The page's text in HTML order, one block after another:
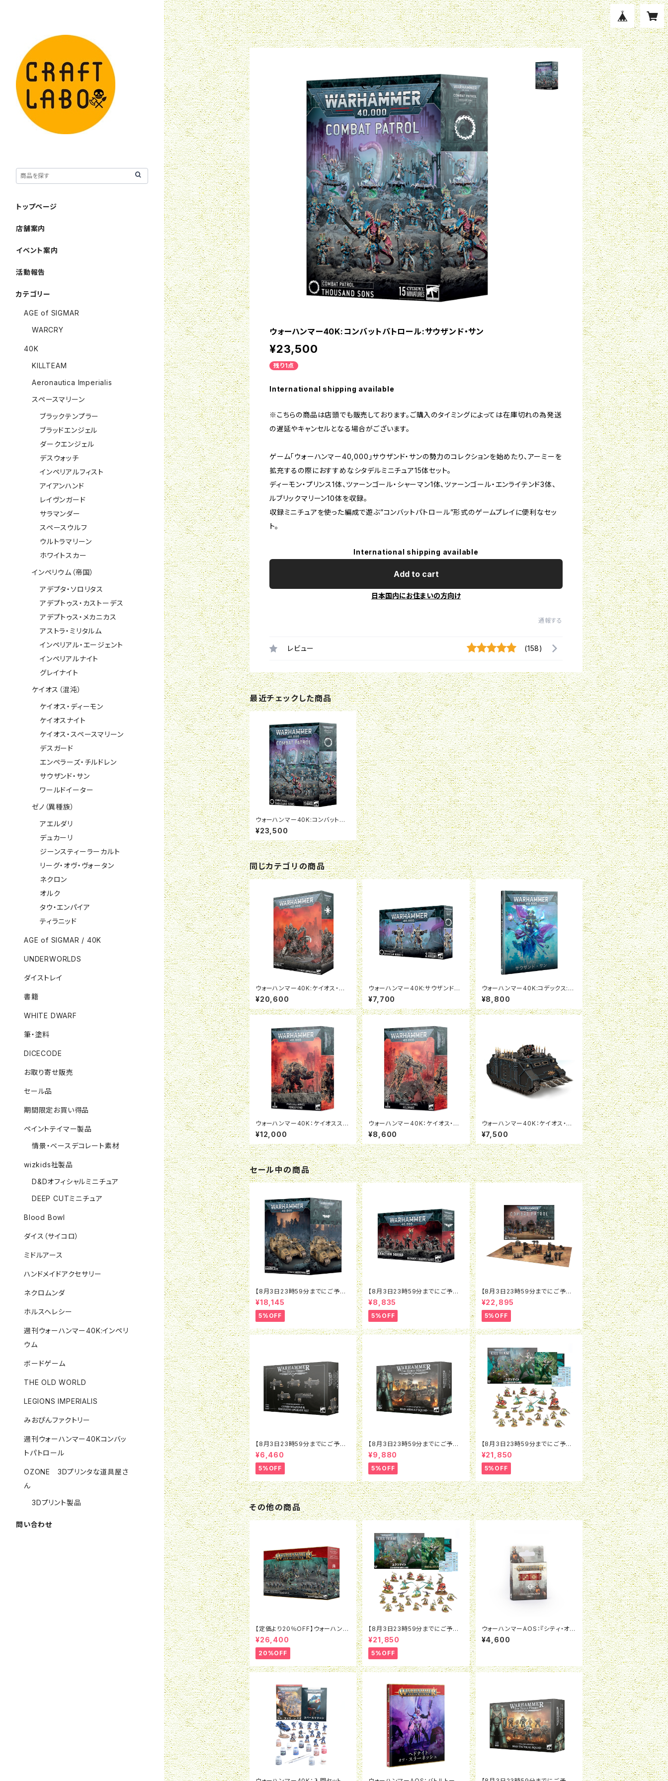
ウォーハンマー40K:コンバットパトロール:サウザンド・サン
¥23,500
残り1点
International shipping available
※こちらの商品は店頭でも販売しております。ご購入のタイミングによっては在庫切れの為発送
の遅延やキャンセルとなる場合がございます。
ゲーム「ウォーハンマー40,000」サウザンド・サンの勢力のコレクションを始めたり、アーミーを
拡充するの際におすすめなシタデルミニチュア15体セット。
ディーモン・プリンス1体、ツァーンゴール・シャーマン1体、ツァーンゴール・エンライテンド3体、
ルブリックマリーン10体を収録。
収録ミニチュアを使った編成で遊ぶ”コンバットパトロール”形式のゲームプレイに便利なセッ
ト。
International shipping available
Add to cart
日本国内にお住まいの方向け
通報する
レビュー (158)
最近チェックした商品
ウォーハンマー40K:コンバットパト
ロール:サウザンド・サン
¥23,500
同じカテゴリの商品
ウォーハンマー40K:ケイオス・ス
ペースマリーン：ディファイラー
¥20,600
ウォーハンマー40K:サウザンド・
サン:セケタール・ロボット
¥7,700
ウォーハンマー40K:コデックス:サ
ウザンド・サン(日本語版)
¥8,800
ウォーハンマー40K：ケイオススペ
ースマリーン：フォージフィーンド
¥12,000
ウォーハンマー40K：ケイオス・ス
ペースマリーン：ヘルドレイク
¥8,600
ウォーハンマー40K：ケイオス・ス
ペースマリーン：ケイオス・ライノ
¥7,500
セール中の商品
【8月3日23時59分までにご予約
で5％OFF】ウォーハンマー40K：
アストラ・ミリタルム：ベインブレイ
ド
¥18,145
5%OFF
【8月3日23時59分までにご予約
で5％OFF】ウォーハンマー40K：
インペリアル・エージェント：エグ
ザクション・スカッド
¥8,835
5%OFF
【8月3日23時59分までにご予約
で5％OFF】ウォーハンマー40K：
コンバットパトロール：バトルゾーン
¥22,895
5%OFF
【8月3日23時59分までにご予約
で5％OFF】ホルスヘレシー：レギ
オネス・アスタルテス：コンビウェポ
ン＆ショットガン アップグレード
¥6,460
5%OFF
【8月3日23時59分までにご予約
で5％OFF】ホルスヘレシー：レギ
オネス・アスタルテス：MkIV アサル
ト・スカッド
¥9,880
5%OFF
【8月3日23時59分までにご予約
で5％OFF】ウォーハンマー40K：
キルチーム：エクソダイト（日本語
版）
¥21,850
5%OFF
その他の商品
【定価より20％OFF】ウォーハンマ
ーAOS:バトルフォース：オシアー
ク・ボーンリーパー：ナル・ミリアッ
ドの密集陣
¥26,400
20%OFF
【8月3日23時59分までにご予約
で5％OFF】ウォーハンマー40K：
キルチーム：エクソダイト（日本語
版）
¥21,850
5%OFF
ウォーハンマーAOS：『シティ・オ
ヴ・シグマー』ダイス
¥4,600
トップページ
店舗案内
イベント案内
活動報告
カテゴリー
AGE of SIGMAR
WARCRY
40K
KILLTEAM
Aeronautica Imperialis
スペースマリーン
ブラックテンプラー
ブラッドエンジェル
ダークエンジェル
デスウォッチ
インペリアルフィスト
アイアンハンド
レイヴンガード
サラマンダー
スペースウルフ
ウルトラマリーン
ホワイトスカー
インペリウム（帝国）
アデプタ・ソロリタス
アデプトゥス・カストーデス
アデプトゥス・メカニカス
アストラ・ミリタルム
インペリアル・エージェント
インペリアルナイト
グレイナイト
ケイオス（混沌）
ケイオス・ディーモン
ケイオスナイト
ケイオス・スペースマリーン
デスガード
エンペラーズ・チルドレン
サウザンド・サン
ワールドイーター
ゼノ（異種族）
アエルダリ
デュカーリ
ジーンスティーラーカルト
リーグ・オヴ・ヴォータン
ネクロン
オルク
タウ・エンパイア
ティラニッド
AGE of SIGMAR / 40K
UNDERWORLDS
ダイストレイ
書籍
WHITE DWARF
筆・塗料
DICECODE
お取り寄せ販売
セール品
期間限定お買い得品
ペイントテイマー製品
情景・ベースデコレート素材
wizkids社製品
D&Dオフィシャルミニチュア
DEEP CUTミニチュア
Blood Bowl
ダイス（サイコロ）
ミドルアース
ハンドメイドアクセサリー
ネクロムンダ
ホルスヘレシー
週刊ウォーハンマー40K:インペリ
ウム
ボードゲーム
THE OLD WORLD
LEGIONS IMPERIALIS
みおぴんファクトリー
週刊ウォーハンマー40Kコンバッ
トパトロール
OZONE 3Dプリンタな道具屋さ
ん
3Dプリント製品
問い合わせ